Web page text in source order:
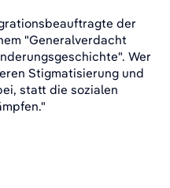
der
"Generalverdacht
Wer
Stigmatisierung und
statt die sozialen